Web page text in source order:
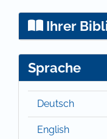
Ihrer
Sprache
Deutsch
English